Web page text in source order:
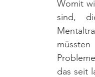
Womit
sind,
das seit